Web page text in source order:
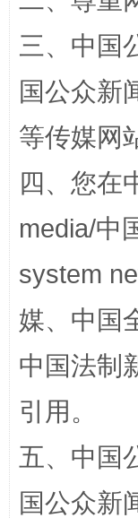
扯下公
三、中国
国公众新
等传媒网
四、您在
media/中
system
媒、中国
中国法制
引用。
五、中国
国公众新